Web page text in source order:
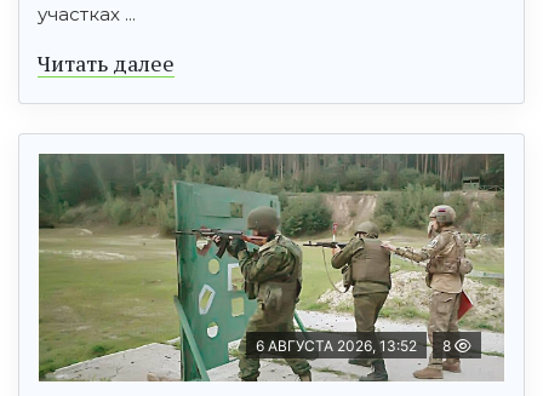
участках ...
Читать далее
6 АВГУСТА 2026, 13:52 8